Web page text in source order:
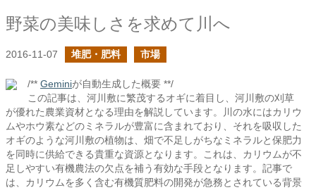
野菜の美味しさを求めて川へ
2016-11-07 堆肥・肥料 市場
/** Geminiが自動生成した概要 **/
この記事は、河川敷に繁茂するオギに着目し、河川敷の刈草
が優れた農業資材となる理由を解説しています。川の水にはカリウ
ムやホウ素などのミネラルが豊富に含まれており、それを吸収した
オギのような河川敷の植物は、畑で不足しがちなミネラルと保肥力
を同時に供給できる貴重な資源となります。これは、カリウムが不
足しやすい有機農法の欠点を補う有効な手段となります。記事で
は、カリウムを多く含む有機質肥料の開発が急務とされている背景